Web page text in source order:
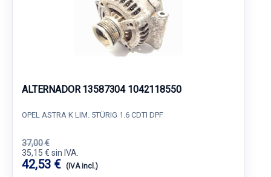
ALTERNADOR 13587304 1042118550
OPEL ASTRA K LIM. 5TÜRIG 1.6 CDTI DPF
37,00 €
35,15 € sin IVA.
42,53 € (IVA incl.)